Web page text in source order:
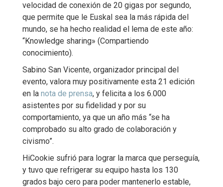
velocidad de conexión de 20 gigas por segundo,
que permite que le Euskal sea la más rápida del
mundo, se ha hecho realidad el lema de este año:
“Knowledge sharing» (Compartiendo
conocimiento).
Sabino San Vicente, organizador principal del
evento, valora muy positivamente esta 21 edición
en la nota de prensa, y felicita a los 6.000
asistentes por su fidelidad y por su
comportamiento, ya que un año más “se ha
comprobado su alto grado de colaboración y
civismo”.
HiCookie sufrió para lograr la marca que perseguía,
y tuvo que refrigerar su equipo hasta los 130
grados bajo cero para poder mantenerlo estable,